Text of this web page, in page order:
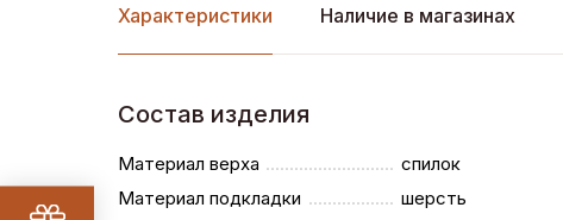
Характеристики Наличие в магазинах
Состав изделия
Материал верха
спилок
Материал подкладки
шерсть